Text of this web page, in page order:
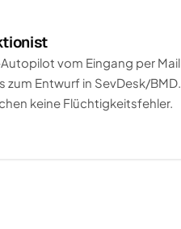
vom Eingang per Mail
zum Entwurf in SevDesk/BMD.
keine Flüchtigkeitsfehler.